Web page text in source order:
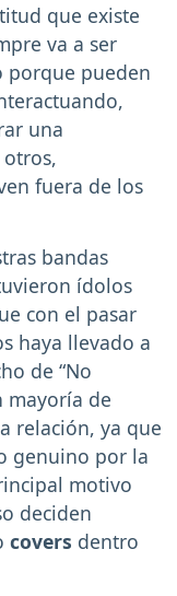
que existe
va a ser
porque pueden
una
fuera de los
bandas
ídolos
con el pasar
haya llevado a
de “No
mayoría de
relación, ya que
genuino por la
motivo
deciden
covers dentro